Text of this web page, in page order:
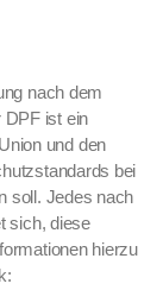
nach dem
DPF ist ein
und den
bei
soll. Jedes nach
sich, diese
hierzu